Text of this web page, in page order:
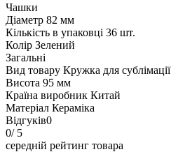
Чашки
Діаметр 82 мм
Кількість в упаковці 36 шт.
Колір Зелений
Загальні
Вид товару Кружка для сублімації
Висота 95 мм
Країна виробник Китай
Матеріал Кераміка
Відгуків0
0/ 5
середній рейтинг товара